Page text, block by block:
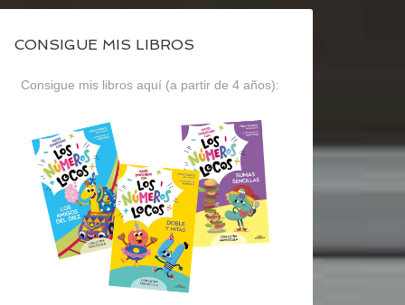
CONSIGUE MIS LIBROS
Consigue mis libros aquí (a partir de 4 años):